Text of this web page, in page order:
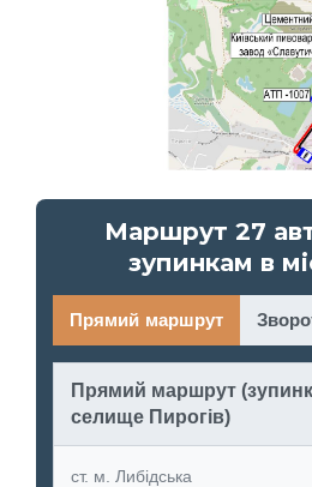
Маршрут 27
зупинкам в
Прямий маршрут
Прямий маршрут
селище Пирогів)
ст. м. Либідська